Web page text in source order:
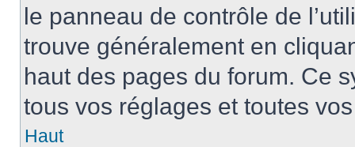
le panneau de contrôle de
trouve généralement en
haut des pages du forum. Ce
tous vos réglages et toutes
Haut